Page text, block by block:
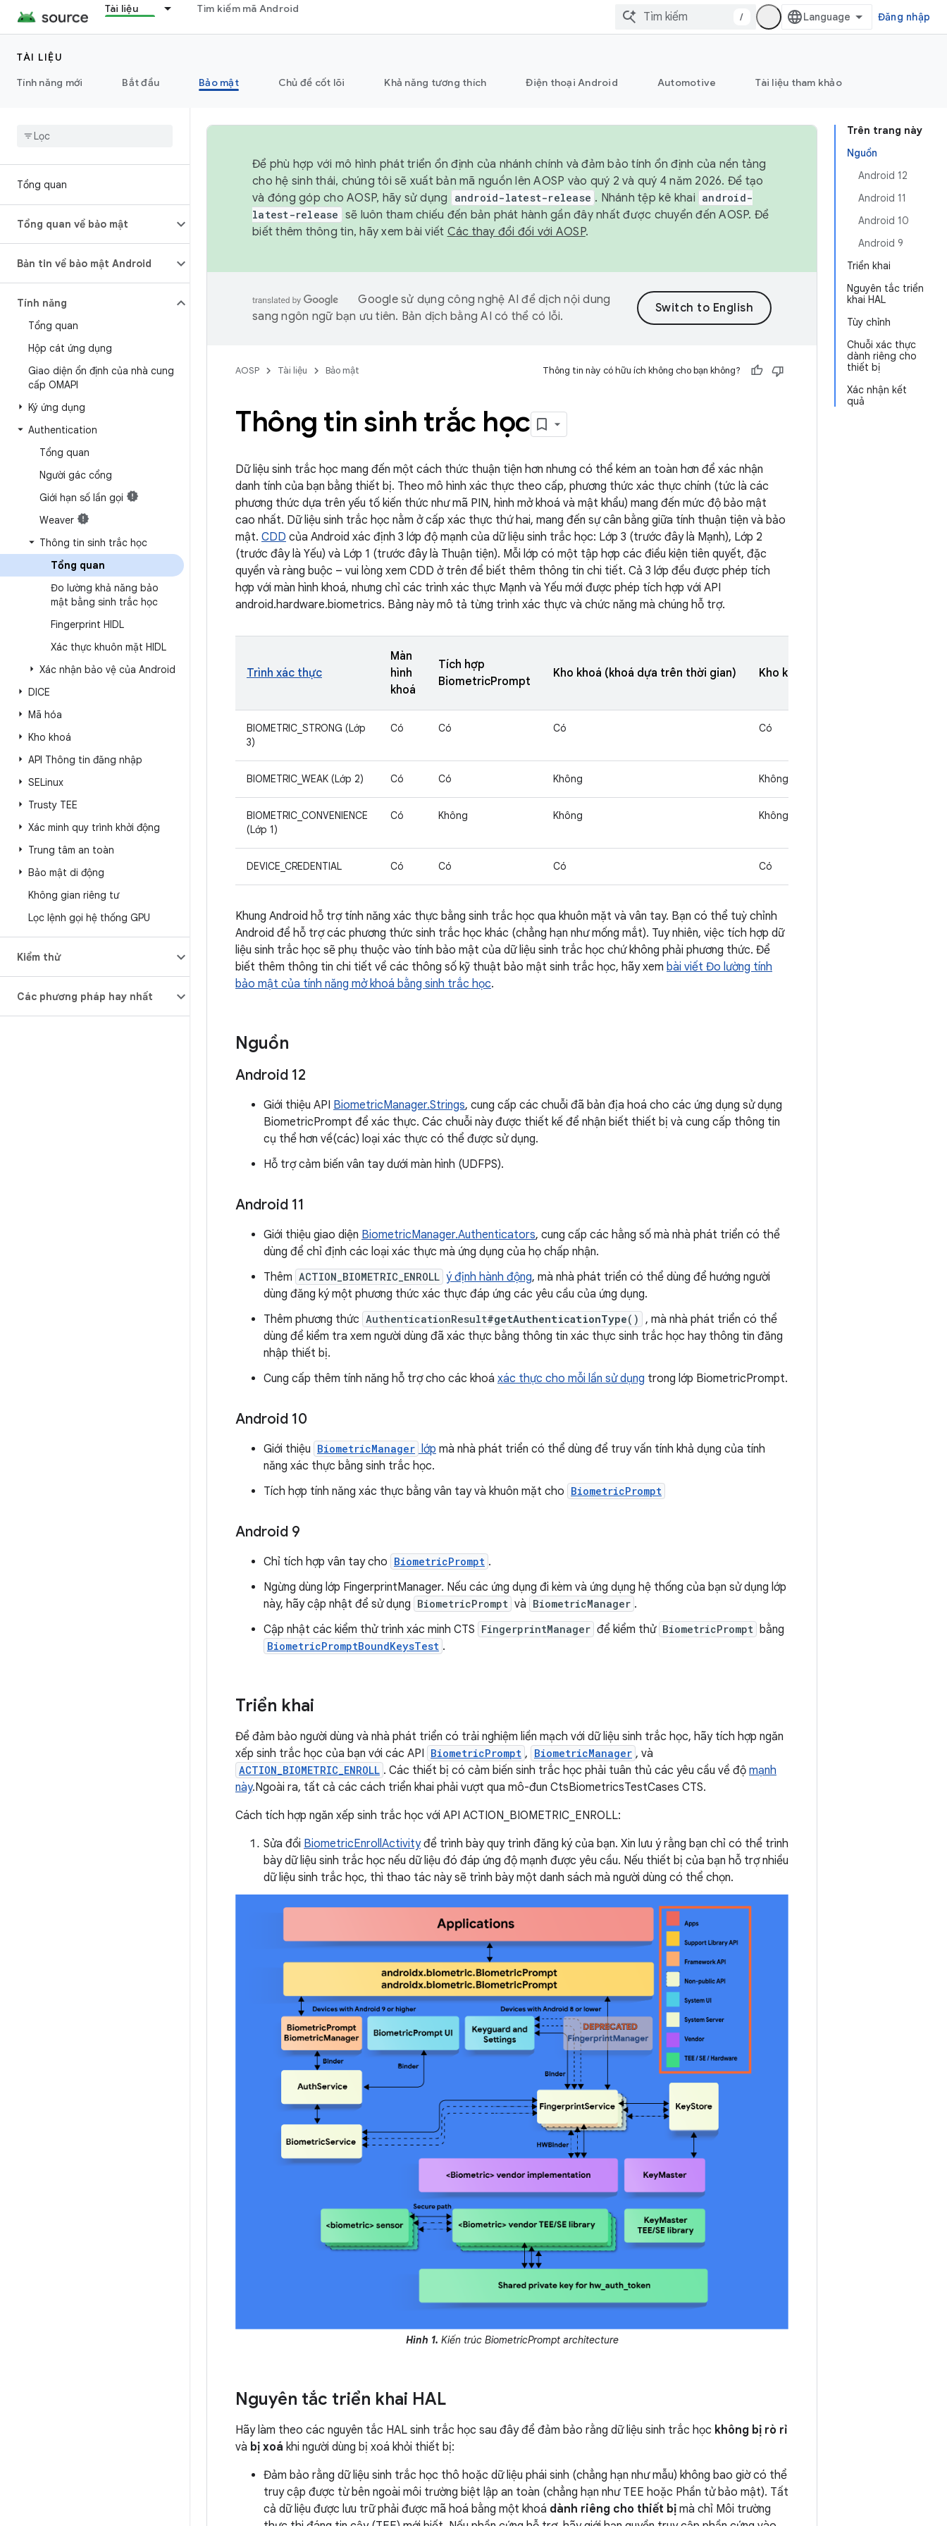
Tài liệu Tìm kiếm mã Android
/ Đăng nhập
TÀI LIỆU
Tính năng mới
Bắt đầu Bảo mật Chủ đề cốt lõi Khả năng tương thích Điện thoại Android Automotive Tài liệu tham khảo
Tổng quan
Tổng quan về bảo mật
Bản tin về bảo mật Android
Tính năng
Tổng quan
Hộp cát ứng dụng
Giao diện ổn định của nhà cung
cấp OMAPI
Ký ứng dụng
Authentication
Tổng quan
Người gác cổng
Giới hạn số lần gọi
Weaver
Thông tin sinh trắc học
Tổng quan
Đo lường khả năng bảo
mật bằng sinh trắc học
Fingerprint HIDL
Xác thực khuôn mặt HIDL
Xác nhận bảo vệ của Android
DICE
Mã hóa
Kho khoá
API Thông tin đăng nhập
SELinux
Trusty TEE
Xác minh quy trình khởi động
Trung tâm an toàn
Bảo mật di động
Không gian riêng tư
Lọc lệnh gọi hệ thống GPU
Kiểm thử
Các phương pháp hay nhất
Trên trang này
Nguồn
Android 12
Android 11
Android 10
Android 9
Triển khai
Nguyên tắc triển
khai HAL
Tùy chỉnh
Chuỗi xác thực
dành riêng cho
thiết bị
Xác nhận kết
quả
Để phù hợp với mô hình phát triển ổn định của nhánh chính và đảm bảo tính ổn định của nền tảng
cho hệ sinh thái, chúng tôi sẽ xuất bản mã nguồn lên AOSP vào quý 2 và quý 4 năm 2026. Để tạo
và đóng góp cho AOSP, hãy sử dụng
android-latest-release . Nhánh tệp kê khai android-
latest-release sẽ luôn tham chiếu đến bản phát hành gần đây nhất được chuyển đến AOSP. Để
biết thêm thông tin, hãy xem bài viết Các thay đổi đối với AOSP.
Google sử dụng công nghệ AI để dịch nội dung
sang ngôn ngữ bạn ưu tiên. Bản dịch bằng AI có thể có lỗi.
AOSP Tài liệu Bảo mật Thông tin này có hữu ích không cho bạn không?
Thông tin sinh trắc học
Dữ liệu sinh trắc học mang đến một cách thức thuận tiện hơn nhưng có thể kém an toàn hơn để xác nhận
danh tính của bạn bằng thiết bị. Theo mô hình xác thực theo cấp, phương thức xác thực chính (tức là các
phương thức dựa trên yếu tố kiến thức như mã PIN, hình mở khoá và mật khẩu) mang đến mức độ bảo mật
cao nhất. Dữ liệu sinh trắc học nằm ở cấp xác thực thứ hai, mang đến sự cân bằng giữa tính thuận tiện và bảo
mật. CDD của Android xác định 3 lớp độ mạnh của dữ liệu sinh trắc học: Lớp 3 (trước đây là Mạnh), Lớp 2
(trước đây là Yếu) và Lớp 1 (trước đây là Thuận tiện). Mỗi lớp có một tập hợp các điều kiện tiên quyết, đặc
quyền và ràng buộc – vui lòng xem CDD ở trên để biết thêm thông tin chi tiết. Cả 3 lớp đều được phép tích
hợp với màn hình khoá, nhưng chỉ các trình xác thực Mạnh và Yếu mới được phép tích hợp với API
android.hardware.biometrics. Bảng này mô tả từng trình xác thực và chức năng mà chúng hỗ trợ.
Trình xác thực
Màn
hình
khoá
Tích hợp
BiometricPrompt
Kho khoá (khoá dựa trên thời gian) Kho khoá (khoá dựa trên thao tác)
BIOMETRIC_STRONG (Lớp
3)
Có Có Có Có
BIOMETRIC_WEAK (Lớp 2) Có Có Không Không
BIOMETRIC_CONVENIENCE
(Lớp 1)
Có Không Không Không
DEVICE_CREDENTIAL Có Có Có Có
Khung Android hỗ trợ tính năng xác thực bằng sinh trắc học qua khuôn mặt và vân tay. Bạn có thể tuỳ chỉnh
Android để hỗ trợ các phương thức sinh trắc học khác (chẳng hạn như mống mắt). Tuy nhiên, việc tích hợp dữ
liệu sinh trắc học sẽ phụ thuộc vào tính bảo mật của dữ liệu sinh trắc học chứ không phải phương thức. Để
biết thêm thông tin chi tiết về các thông số kỹ thuật bảo mật sinh trắc học, hãy xem bài viết Đo lường tính
bảo mật của tính năng mở khoá bằng sinh trắc học.
Nguồn
Android 12
Giới thiệu API BiometricManager.Strings, cung cấp các chuỗi đã bản địa hoá cho các ứng dụng sử dụng
BiometricPrompt để xác thực. Các chuỗi này được thiết kế để nhận biết thiết bị và cung cấp thông tin
cụ thể hơn về(các) loại xác thực có thể được sử dụng.
Hỗ trợ cảm biến vân tay dưới màn hình (UDFPS).
Android 11
Giới thiệu giao diện BiometricManager.Authenticators, cung cấp các hằng số mà nhà phát triển có thể
dùng để chỉ định các loại xác thực mà ứng dụng của họ chấp nhận.
Thêm ACTION_BIOMETRIC_ENROLL ý định hành động, mà nhà phát triển có thể dùng để hướng người
dùng đăng ký một phương thức xác thực đáp ứng các yêu cầu của ứng dụng.
Thêm phương thức AuthenticationResult#getAuthenticationType() , mà nhà phát triển có thể
dùng để kiểm tra xem người dùng đã xác thực bằng thông tin xác thực sinh trắc học hay thông tin đăng
nhập thiết bị.
Cung cấp thêm tính năng hỗ trợ cho các khoá xác thực cho mỗi lần sử dụng trong lớp BiometricPrompt.
Android 10
Giới thiệu BiometricManager lớp mà nhà phát triển có thể dùng để truy vấn tính khả dụng của tính
năng xác thực bằng sinh trắc học.
Tích hợp tính năng xác thực bằng vân tay và khuôn mặt cho BiometricPrompt
Android 9
Chỉ tích hợp vân tay cho BiometricPrompt .
Ngừng dùng lớp FingerprintManager. Nếu các ứng dụng đi kèm và ứng dụng hệ thống của bạn sử dụng lớp
này, hãy cập nhật để sử dụng BiometricPrompt và BiometricManager .
Cập nhật các kiểm thử trình xác minh CTS FingerprintManager để kiểm thử BiometricPrompt bằng
BiometricPromptBoundKeysTest .
Triển khai
Để đảm bảo người dùng và nhà phát triển có trải nghiệm liền mạch với dữ liệu sinh trắc học, hãy tích hợp ngăn
xếp sinh trắc học của bạn với các API BiometricPrompt , BiometricManager , và
ACTION_BIOMETRIC_ENROLL . Các thiết bị có cảm biến sinh trắc học phải tuân thủ các yêu cầu về độ mạnh
này.Ngoài ra, tất cả các cách triển khai phải vượt qua mô-đun CtsBiometricsTestCases CTS.
Cách tích hợp ngăn xếp sinh trắc học với API ACTION_BIOMETRIC_ENROLL:
Sửa đổi BiometricEnrollActivityđể trình bày quy trình đăng ký của bạn. Xin lưu ý rằng bạn chỉ có thể trình
bày dữ liệu sinh trắc học nếu dữ liệu đó đáp ứng độ mạnh được yêu cầu. Nếu thiết bị của bạn hỗ trợ nhiều
dữ liệu sinh trắc học, thì thao tác này sẽ trình bày một danh sách mà người dùng có thể chọn.
Hình 1. Kiến trúc BiometricPrompt architecture
Nguyên tắc triển khai HAL
Hãy làm theo các nguyên tắc HAL sinh trắc học sau đây để đảm bảo rằng dữ liệu sinh trắc học không bị rò rỉ
và bị xoá khi người dùng bị xoá khỏi thiết bị:
Đảm bảo rằng dữ liệu sinh trắc học thô hoặc dữ liệu phái sinh (chẳng hạn như mẫu) không bao giờ có thể
truy cập được từ bên ngoài môi trường biệt lập an toàn (chẳng hạn như TEE hoặc Phần tử bảo mật). Tất
cả dữ liệu được lưu trữ phải được mã hoá bằng một khoá dành riêng cho thiết bị mà chỉ Môi trường